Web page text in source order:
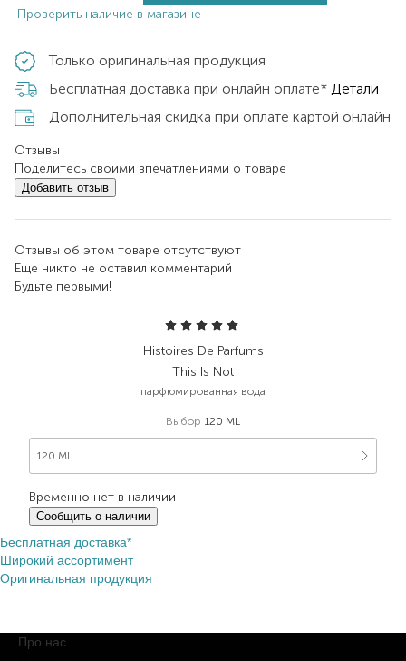
Проверить наличие в магазине
Только оригинальная продукция
Бесплатная доставка при онлайн оплате* Детали
Дополнительная скидка при оплате картой онлайн
Отзывы
Поделитесь своими впечатлениями о товаре
Добавить отзыв
Отзывы об этом товаре отсутствуют
Еще никто не оставил комментарий
Будьте первыми!
Histoires De Parfums
This Is Not
парфюмированная вода
Выбор 120 ML
120 ML
Временно нет в наличии
Сообщить о наличии
Бесплатная доставка*
Широкий ассортимент
Оригинальная продукция
Про нас